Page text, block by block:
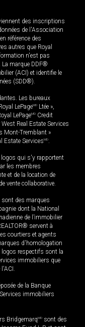
des inscriptions
de l'Association
référence des
autres que Royal
n'est pas
La marque DDF®
(ACI) et identifie le
(SDD®).
Les bureaux
LePageMD Ltée »,
LePageMD Credit
West Real Estate Services
Mont-Tremblant »
Estate ServicesMD.
qui s'y rapportent
les membres
et de la location de
vente collaborative.
sont des marques
dont la National
de l’immobilier
servent à
courtiers et agents
d'homologation
respectifs sont la
immobiliers que
de la Banque
immobiliers
BridgemarqMD sont des